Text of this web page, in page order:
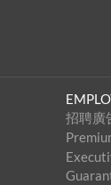
招聘廣